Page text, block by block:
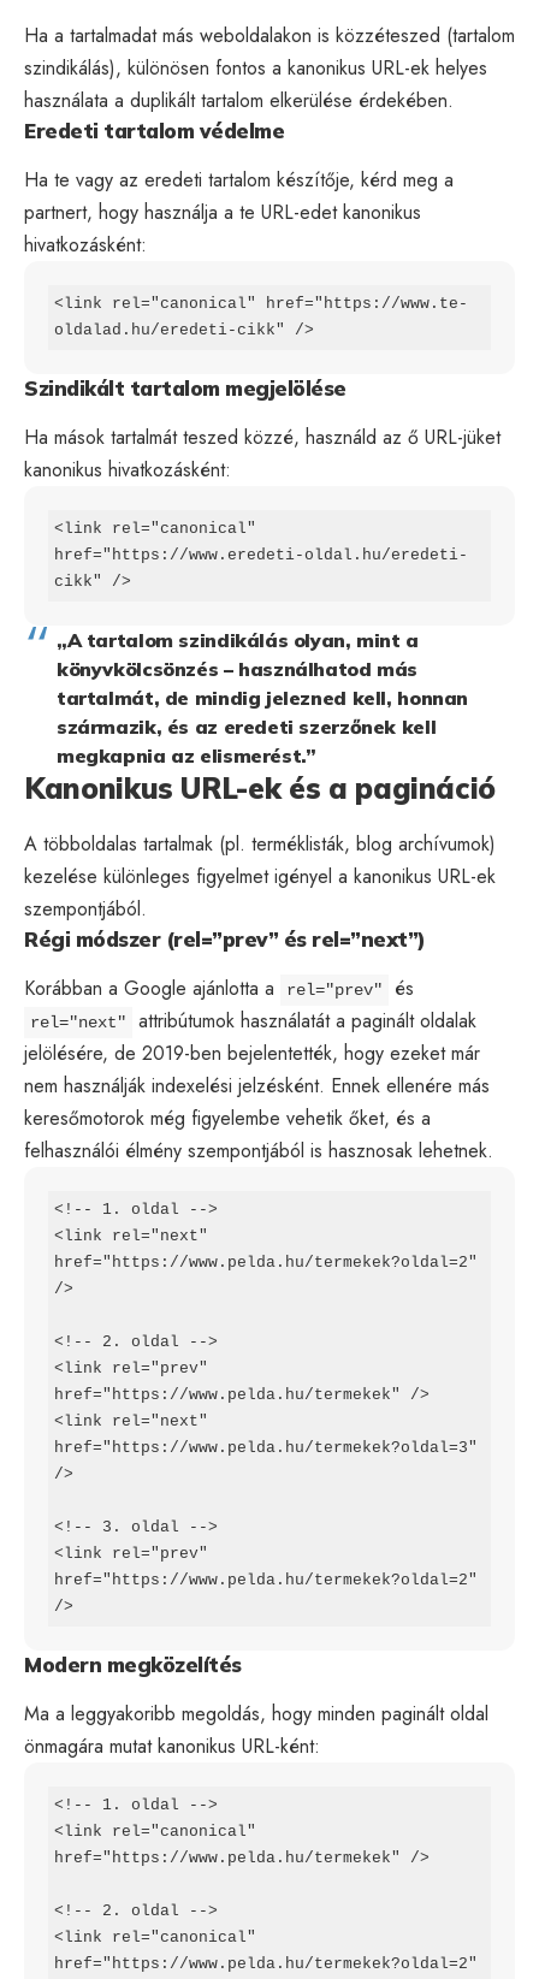
Ha a tartalmadat más weboldalakon is közzéteszed (tartalom
szindikálás), különösen fontos a kanonikus URL-ek helyes
használata a duplikált tartalom elkerülése érdekében.
Eredeti tartalom védelme
Ha te vagy az eredeti tartalom készítője, kérd meg a
partnert, hogy használja a te URL-edet kanonikus
hivatkozásként:
<link rel="canonical" href="https://www.te-
oldalad.hu/eredeti-cikk" />
Szindikált tartalom megjelölése
Ha mások tartalmát teszed közzé, használd az ő URL-jüket
kanonikus hivatkozásként:
<link rel="canonical"
href="https://www.eredeti-oldal.hu/eredeti-
cikk" />
„A tartalom szindikálás olyan, mint a
könyvkölcsönzés – használhatod más
tartalmát, de mindig jelezned kell, honnan
származik, és az eredeti szerzőnek kell
megkapnia az elismerést.”
Kanonikus URL-ek és a pagináció
A többoldalas tartalmak (pl. terméklisták, blog archívumok)
kezelése különleges figyelmet igényel a kanonikus URL-ek
szempontjából.
Régi módszer (rel=”prev” és rel=”next”)
Korábban a Google ajánlotta a rel="prev" és
rel="next"
attribútumok használatát a paginált oldalak
jelölésére, de 2019-ben bejelentették, hogy ezeket már
nem használják indexelési jelzésként. Ennek ellenére más
keresőmotorok még figyelembe vehetik őket, és a
felhasználói élmény szempontjából is hasznosak lehetnek.
<!-- 1. oldal -->
<link rel="next"
href="https://www.pelda.hu/termekek?oldal=2"
/>
<!-- 2. oldal -->
<link rel="prev"
href="https://www.pelda.hu/termekek" />
<link rel="next"
href="https://www.pelda.hu/termekek?oldal=3"
/>
<!-- 3. oldal -->
<link rel="prev"
href="https://www.pelda.hu/termekek?oldal=2"
/>
Modern megközelítés
Ma a leggyakoribb megoldás, hogy minden paginált oldal
önmagára mutat kanonikus URL-ként:
<!-- 1. oldal -->
<link rel="canonical"
href="https://www.pelda.hu/termekek" />
<!-- 2. oldal -->
<link rel="canonical"
href="https://www.pelda.hu/termekek?oldal=2"